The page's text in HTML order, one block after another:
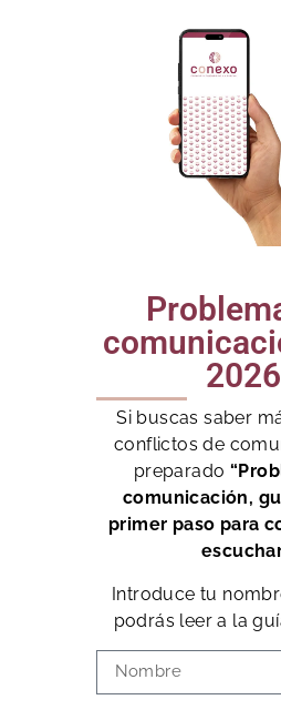
Si buscas saber
conflictos de
preparado
comunicación,
primer paso para
Introduce tu
podrás leer a la